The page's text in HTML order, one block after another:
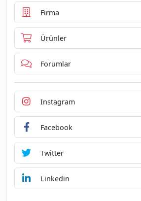
Firma
Ürünler
Forumlar
Instagram
Facebook
Twitter
Linkedin